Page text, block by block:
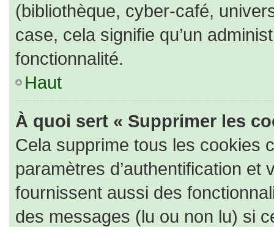
(bibliothèque, cyber-café,
case, cela signifie qu’un
fonctionnalité.
Haut
À quoi sert « Supprimer les
Cela supprime tous les cookies
paramètres d’authentification
fournissent aussi des
des messages (lu ou non lu) si